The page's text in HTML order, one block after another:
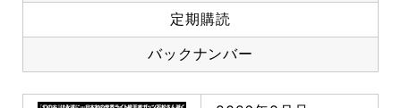
定期購読
バックナンバー